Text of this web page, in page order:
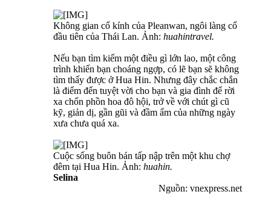
Không gian cổ kính của Pleanwan, ngôi làng cổ
đầu tiên của Thái Lan. Ảnh: huahintravel.
Nếu bạn tìm kiếm một điều gì lớn lao, một công
trình khiến bạn choáng ngợp, có lẽ bạn sẽ không
tìm thấy được ở Hua Hin. Nhưng đây chắc chắn
là điểm đến tuyệt vời cho bạn và gia đình để rời
xa chốn phồn hoa đô hội, trở về với chút gì cũ
kỹ, giản dị, gần gũi và đầm ấm của những ngày
xưa chưa quá xa.
Cuộc sống buôn bán tấp nập trên một khu chợ
đêm tại Hua Hin. Ảnh: huahin.
Selina
Nguồn: vnexpress.net​